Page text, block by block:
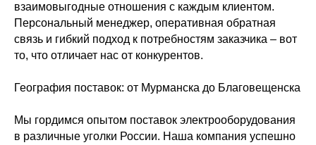
взаимовыгодные отношения с каждым клиентом.
Персональный менеджер, оперативная обратная
связь и гибкий подход к потребностям заказчика – вот
то, что отличает нас от конкурентов.
География поставок: от Мурманска до Благовещенска
Мы гордимся опытом поставок электрооборудования
в различные уголки России. Наша компания успешно